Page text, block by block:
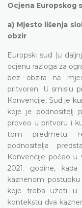
Ocjena Europskog
a) Mjesto lišenja
obzir
Europski sud (u
ocjenu razloga za
bez obzira na
pritvoren. U smislu
Konvencije, Sud je
koje je podnositelj
proveo u pritvoru i
tom predmetu
podnositelja
Konvencije počeo u
2021. godine,
kaznenom
koje treba uzeti u
kontekstu dva